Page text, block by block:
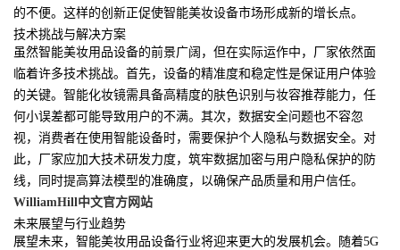
的不便。这样的创新正促使智能美妆设备市场形成新的增长点。
技术挑战与解决方案
虽然智能美妆用品设备的前景广阔，但在实际运作中，厂家依然面
临着许多技术挑战。首先，设备的精准度和稳定性是保证用户体验
的关键。智能化妆镜需具备高精度的肤色识别与妆容推荐能力，任
何小误差都可能导致用户的不满。其次，数据安全问题也不容忽
视，消费者在使用智能设备时，需要保护个人隐私与数据安全。对
此，厂家应加大技术研发力度，筑牢数据加密与用户隐私保护的防
线，同时提高算法模型的准确度，以确保产品质量和用户信任。
WilliamHill中文官方网站
未来展望与行业趋势
展望未来，智能美妆用品设备行业将迎来更大的发展机会。随着5G